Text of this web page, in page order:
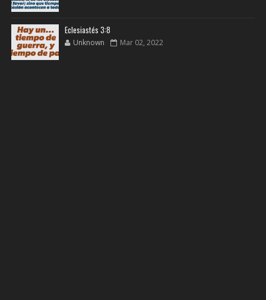
Eclesiastés 3:8
Unknown Mar 02, 2022